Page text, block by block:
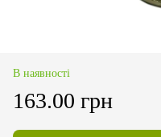
В наявності
163.00 грн